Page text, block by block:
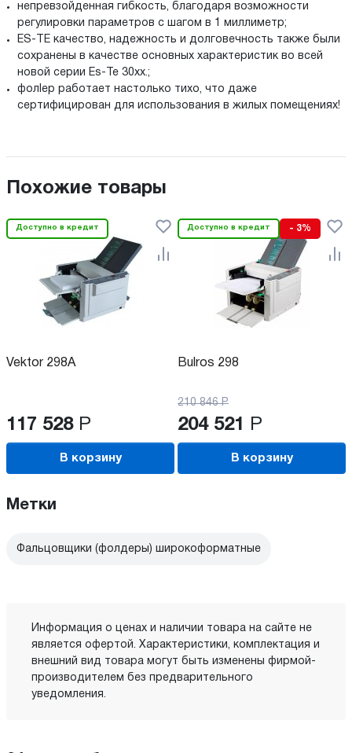
непревзойденная гибкость, благодаря возможности
регулировки параметров с шагом в 1 миллиметр;
ES-TE качество, надежность и долговечность также были
сохранены в качестве основных характеристик во всей
новой серии Es-Te 30хх.;
фолlер работает настолько тихо, что даже
сертифицирован для использования в жилых помещениях!
Похожие товары
Доступно в кредит
Vektor 298A
117 528 Р
В корзину
Доступно в кредит - 3%
Bulros 298
210 846 Р
204 521 Р
В корзину
Метки
Фальцовщики (фолдеры) широкоформатные
Информация о ценах и наличии товара на сайте не
является офертой. Характеристики, комплектация и
внешний вид товара могут быть изменены фирмой-
производителем без предварительного
уведомления.